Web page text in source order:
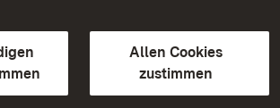
Allen Cookies
zustimmen
Leichte Sprache
Seiten)